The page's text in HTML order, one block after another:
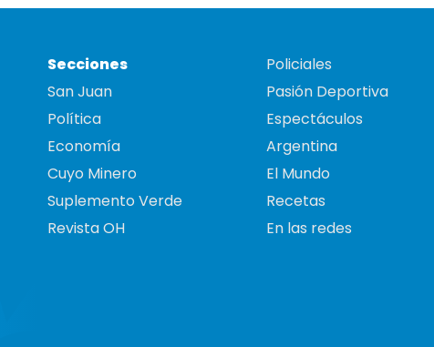
Secciones
San Juan
Política
Economía
Cuyo Minero
Suplemento Verde
Revista OH
Policiales
Pasión Deportiva
Espectáculos
Argentina
El Mundo
Recetas
En las redes